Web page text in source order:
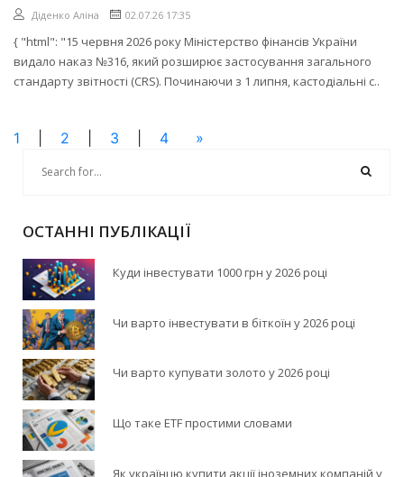
Діденко Аліна 02.07.26 17:35
{ "html": "15 червня 2026 року Міністерство фінансів України
видало наказ №316, який розширює застосування загального
стандарту звітності (CRS). Починаючи з 1 липня, кастодіальні с..
1 2 3 4 »
ОСТАННІ ПУБЛІКАЦІЇ
Куди інвестувати 1000 грн у 2026 році
Чи варто інвестувати в біткоїн у 2026 році
Чи варто купувати золото у 2026 році
Що таке ETF простими словами
Як українцю купити акції іноземних компаній у